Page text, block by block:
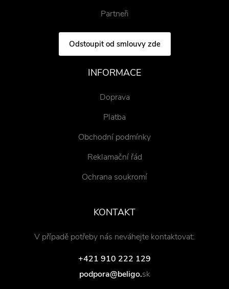
Partneři
Odstoupit od smlouvy zde
INFORMACE
Doprava
Platba
Obchodní podmínky
Reklamační řád
Ochrana soukromí
KONTAKT
V případě potřeby nás neváhejte kontaktovat:
+421 910 222 129
podpora@beligo.sk